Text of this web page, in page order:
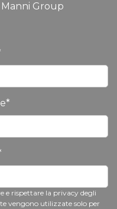
Group
*
e rispettare la privacy degli
vengono utilizzate solo per